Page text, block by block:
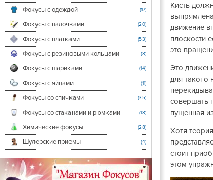
Фокусы с одеждой (17)
Фокусы с палочками (20)
Фокусы с платками (53)
Фокусы с резиновыми кольцами (8)
Фокусы с шариками (14)
Фокусы с яйцами (11)
Фокусы со спичками (35)
Фокусы со стаканами и рюмками (18)
Химические фокусы (28)
Шулерские приемы (4)
Кисть
движение
плоскости
это
Это
для такого
совершать
пущенная
Хотя
стоит
этом